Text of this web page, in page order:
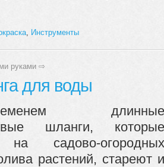
, Инструменты
руками ⇨
для воды
длинные
шланги, которые
на садово-огородных
растений, стареют и